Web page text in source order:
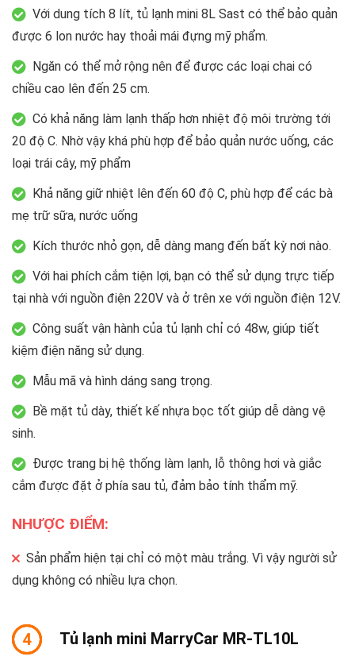
Với dung tích 8 lít, tủ lạnh mini 8L Sast có thể bảo quản
được 6 lon nước hay thoải mái đựng mỹ phẩm.
Ngăn có thể mở rộng nên để được các loại chai có
chiều cao lên đến 25 cm.
Có khả năng làm lạnh thấp hơn nhiệt độ môi trường tới
20 độ C. Nhờ vậy khá phù hợp để bảo quản nước uống, các
loại trái cây, mỹ phẩm
Khả năng giữ nhiệt lên đến 60 độ C, phù hợp để các bà
mẹ trữ sữa, nước uống
Kích thước nhỏ gọn, dễ dàng mang đến bất kỳ nơi nào.
Với hai phích cắm tiện lợi, bạn có thể sử dụng trực tiếp
tại nhà với nguồn điện 220V và ở trên xe với nguồn điện 12V.
Công suất vận hành của tủ lạnh chỉ có 48w, giúp tiết
kiệm điện năng sử dụng.
Mẫu mã và hình dáng sang trọng.
Bề mặt tủ dày, thiết kế nhựa bọc tốt giúp dễ dàng vệ
sinh.
Được trang bị hệ thống làm lạnh, lỗ thông hơi và giắc
cắm được đặt ở phía sau tủ, đảm bảo tính thẩm mỹ.
NHƯỢC ĐIỂM:
Sản phẩm hiện tại chỉ có một màu trắng. Vì vậy người sử
dụng không có nhiều lựa chọn.
4 Tủ lạnh mini MarryCar MR-TL10L